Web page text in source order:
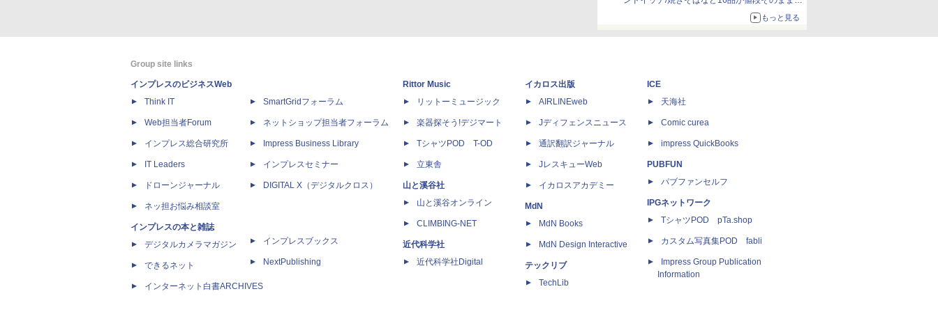
もっと見る
Group site links
インプレスのビジネスWeb
Think IT
Web担当者Forum
インプレス総合研究所
IT Leaders
ドローンジャーナル
ネッ担お悩み相談室
インプレスの本と雑誌
デジタルカメラマガジン
できるネット
インターネット白書ARCHIVES
SmartGridフォーラム
ネットショップ担当者フォーラム
Impress Business Library
インプレスセミナー
DIGITAL X（デジタルクロス）
インプレスブックス
NextPublishing
Rittor Music
リットーミュージック
楽器探そう!デジマート
TシャツPOD T-OD
立東舎
山と溪谷社
山と溪谷オンライン
CLIMBING-NET
近代科学社
近代科学社Digital
イカロス出版
AIRLINEweb
Jディフェンスニュース
通訳翻訳ジャーナル
JレスキューWeb
イカロスアカデミー
MdN
MdN Books
MdN Design Interactive
テックリブ
TechLib
ICE
天海社
Comic curea
impress QuickBooks
PUBFUN
パブファンセルフ
IPGネットワーク
TシャツPOD pTa.shop
カスタム写真集POD fabli
Impress Group Publication
Information